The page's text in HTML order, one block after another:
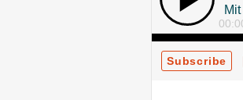
Subscribe